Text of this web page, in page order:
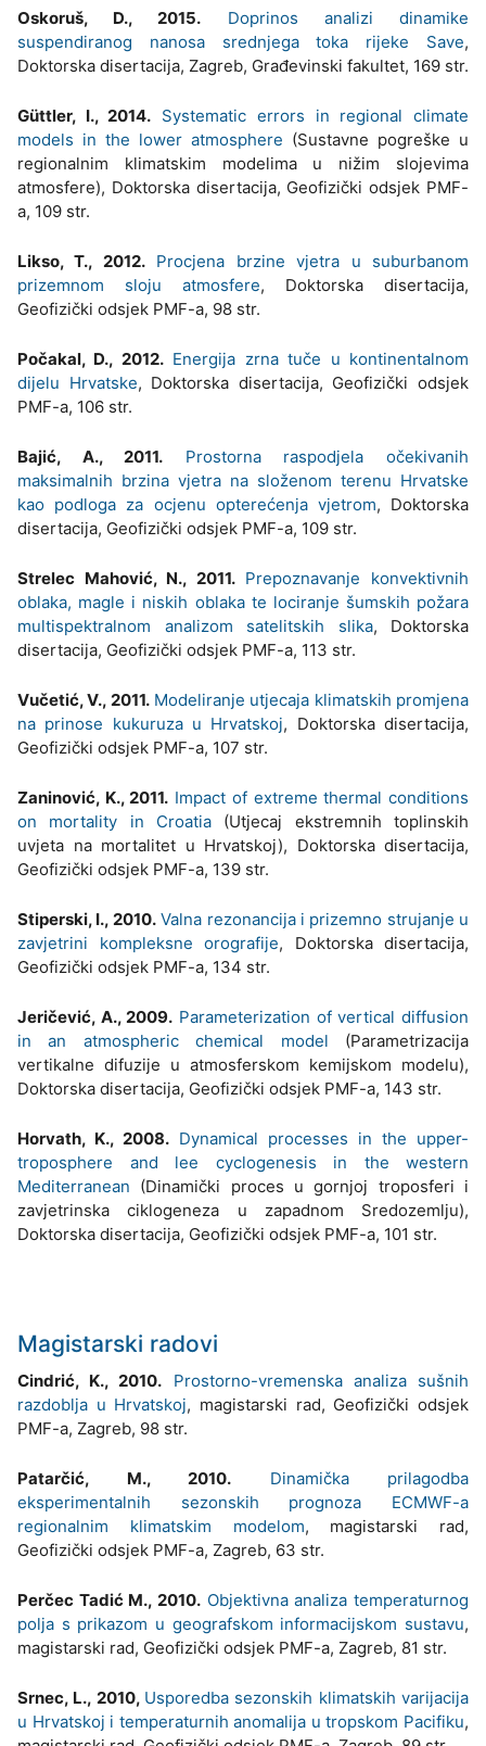
Oskoruš, D., 2015.
Doprinos analizi dinamike
suspendiranog nanosa srednjega toka rijeke Save,
Doktorska disertacija, Zagreb, Građevinski fakultet, 169 str.
Güttler, I., 2014. Systematic errors in regional climate
models in the lower atmosphere (Sustavne pogreške u
regionalnim klimatskim modelima u nižim slojevima
atmosfere), Doktorska disertacija, Geofizički odsjek PMF-
a, 109 str.
Likso, T., 2012. Procjena brzine vjetra u suburbanom
prizemnom sloju atmosfere, Doktorska disertacija,
Geofizički odsjek PMF-a, 98 str.
Počakal, D., 2012. Energija zrna tuče u kontinentalnom
dijelu Hrvatske, Doktorska disertacija, Geofizički odsjek
PMF-a, 106 str.
Bajić, A., 2011.
Prostorna raspodjela očekivanih
maksimalnih brzina vjetra na složenom terenu Hrvatske
kao podloga za ocjenu opterećenja vjetrom, Doktorska
disertacija, Geofizički odsjek PMF-a, 109 str.
Strelec Mahović, N., 2011. Prepoznavanje konvektivnih
oblaka, magle i niskih oblaka te lociranje šumskih požara
multispektralnom analizom satelitskih slika, Doktorska
disertacija, Geofizički odsjek PMF-a, 113 str.
Vučetić, V., 2011. Modeliranje utjecaja klimatskih promjena
na prinose kukuruza u Hrvatskoj, Doktorska disertacija,
Geofizički odsjek PMF-a, 107 str.
Zaninović, K., 2011. Impact of extreme thermal conditions
on mortality in Croatia (Utjecaj ekstremnih toplinskih
uvjeta na mortalitet u Hrvatskoj), Doktorska disertacija,
Geofizički odsjek PMF-a, 139 str.
Stiperski, I., 2010. Valna rezonancija i prizemno strujanje u
zavjetrini kompleksne orografije, Doktorska disertacija,
Geofizički odsjek PMF-a, 134 str.
Jeričević, A., 2009. Parameterization of vertical diffusion
in an atmospheric chemical model (Parametrizacija
vertikalne difuzije u atmosferskom kemijskom modelu),
Doktorska disertacija, Geofizički odsjek PMF-a, 143 str.
Horvath, K., 2008. Dynamical processes in the upper-
troposphere and lee cyclogenesis in the western
Mediterranean (Dinamički proces u gornjoj troposferi i
zavjetrinska ciklogeneza u zapadnom Sredozemlju),
Doktorska disertacija, Geofizički odsjek PMF-a, 101 str.
Magistarski radovi
Cindrić, K., 2010.
Prostorno-vremenska analiza sušnih
razdoblja u Hrvatskoj, magistarski rad, Geofizički odsjek
PMF-a, Zagreb, 98 str.
Patarčić, M., 2010.
Dinamička prilagodba
eksperimentalnih sezonskih prognoza ECMWF-a
regionalnim klimatskim modelom, magistarski rad,
Geofizički odsjek PMF-a, Zagreb, 63 str.
Perčec Tadić M., 2010. Objektivna analiza temperaturnog
polja s prikazom u geografskom informacijskom sustavu,
magistarski rad, Geofizički odsjek PMF-a, Zagreb, 81 str.
Srnec, L., 2010, Usporedba sezonskih klimatskih varijacija
u Hrvatskoj i temperaturnih anomalija u tropskom Pacifiku,